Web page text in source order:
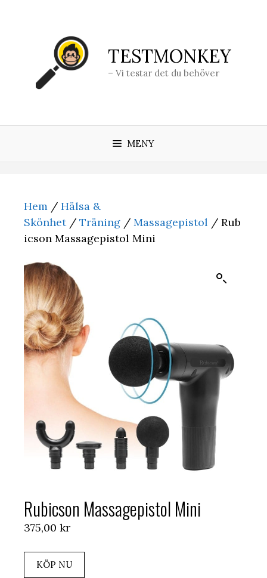
TESTMONKEY
– Vi testar det du behöver
MENY
Hem / Hälsa &
Skönhet/ Träning / Massagepistol / Rub
icson Massagepistol Mini
Rubicson Massagepistol Mini
375,00 kr
KÖP NU